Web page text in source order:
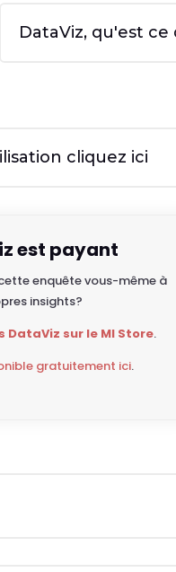
DataViz, qu'est ce
cliquez ici
est payant
enquête vous-même à
insights?
sur le MI Store.
gratuitement ici.